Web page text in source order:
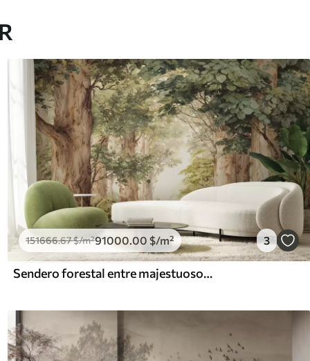
151666.67$/m²91000 .00 $/m² 3
Sendero forestal entre majestuosos árboles en estilo acuarela